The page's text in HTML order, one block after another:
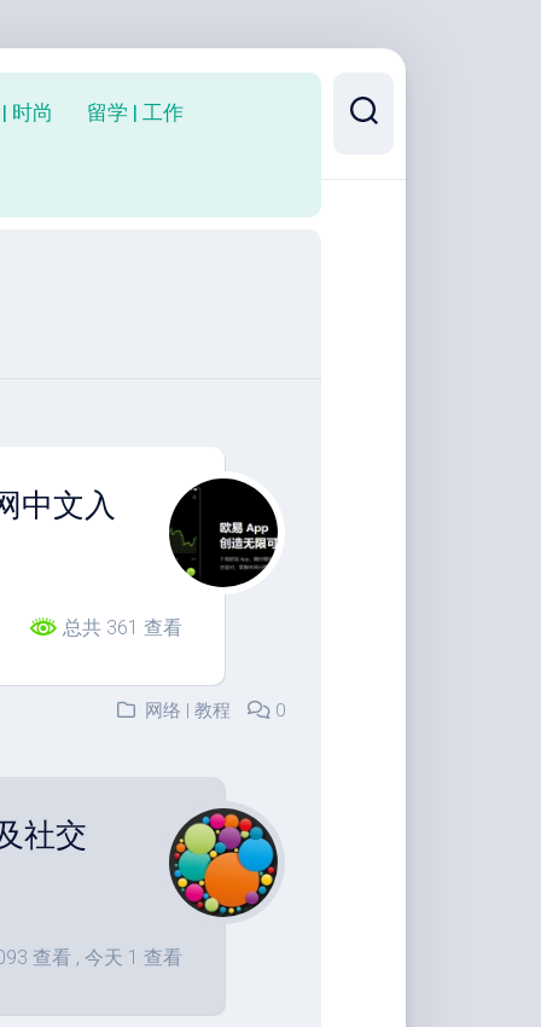
时尚 留学 | 工作
中文入
总共 361 查看
网络 | 教程 0
社交
查看 , 今天 1 查看